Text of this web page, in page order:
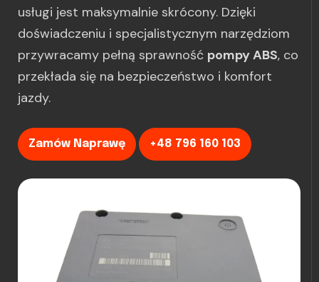
usługi jest maksymalnie skrócony. Dzięki
doświadczeniu i specjalistycznym narzędziom
przywracamy pełną sprawność pompy ABS, co
przekłada się na bezpieczeństwo i komfort
jazdy.
Zamów Naprawę +48 796 160 103